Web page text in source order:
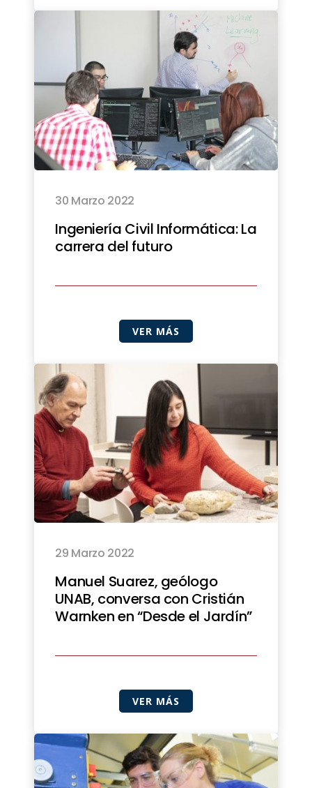
30 Marzo 2022
Ingeniería Civil Informática: La
carrera del futuro
VER MÁS
29 Marzo 2022
Manuel Suarez, geólogo
UNAB, conversa con Cristián
Warnken en “Desde el Jardín”
VER MÁS